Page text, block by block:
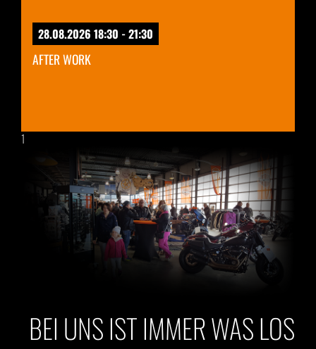
28.08.2026 18:30 - 21:30
AFTER WORK
1
BEI UNS IST IMMER WAS LOS